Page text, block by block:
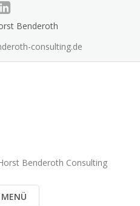
Benderoth
consulting.de
Benderoth Consulting
MENÜ